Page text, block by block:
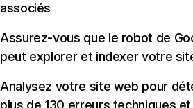
associés
Assurez-vous que le robot de
peut explorer et indexer votre
Analysez votre site web pour
plus de 130 erreurs techniques et